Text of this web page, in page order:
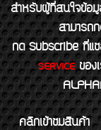
สำหรับผู้ที่สนใจข้อมู
สามารถ
กด Subscribe ที่แ
SERVICEของเ
คลิกเข้าชมสินค้า